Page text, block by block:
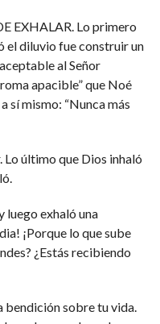
EXHALAR. Lo primero
el diluvio fue construir un
al Señor
apacible” que Noé
sí mismo: “Nunca más
Lo último que Dios inhaló
luego exhaló una
¡Porque lo que sube
¿Estás recibiendo
bendición sobre tu vida.